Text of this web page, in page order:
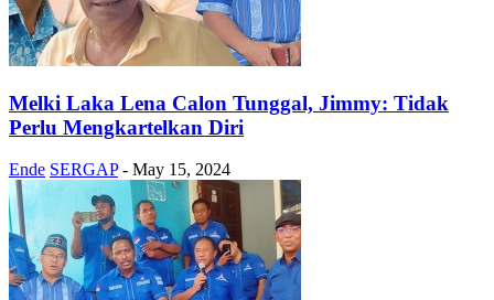
Melki Laka Lena Calon Tunggal, Jimmy: Tidak
Perlu Mengkartelkan Diri
Ende SERGAP - May 15, 2024